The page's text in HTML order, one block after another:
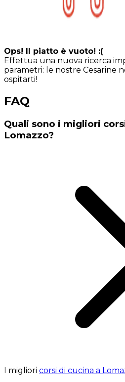
Ops! Il piatto è vuoto! :(
Effettua una nuova ricerca
parametri: le nostre Cesarine
ospitarti!
FAQ
Quali sono i migliori
Lomazzo?
I migliori corsi di cucina a